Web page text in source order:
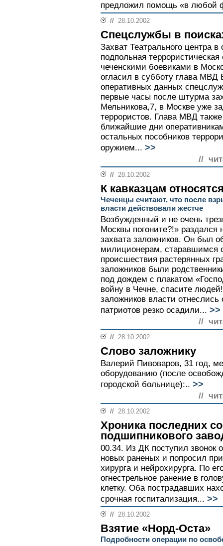
предложил помощь «в любой
// 28.10.2002
Спецслужбы в
Захват Театрального центра
подпольная террористическая
чеченскими боевиками в
огласил в субботу глава МВД
оперативных данных
первые часы после штурма
Мельникова,7, в Москве уже
террористов. Глава МВД
ближайшие дни
остальных пособников
оружием... >>
//
// 28.10.2002
К кавказцам
Чеченцы считают, что после
власти действовали жестче
Возбужденный и не очень
Москвы погоните?!» раздался
захвата заложников. Он был
милиционерам, старавшимся
происшествия растерянных
заложников были
под дождем с плакатом
войну в Чечне, спасите
заложников власти
патриотов резко осадили... >>
//
// 28.10.2002
Слово заложнику
Валерий Пивоваров, 31 год,
оборудованию (после
городской больнице):.. >>
//
// 28.10.2002
Хроника последних
подшипникового
00.34. Из ДК поступил звонок
новых раненых и попросил
хирурга и нейрохирурга. По
огнестрельное ранение в
клетку. Оба пострадавших
срочная госпитализация... >>
// 28.10.2002
Взятие «Норд-Оста»
Подробности операции по